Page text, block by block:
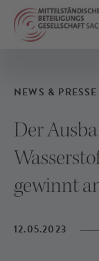
NEWS & PRESSE
Der
gewinnt
12.05.2023